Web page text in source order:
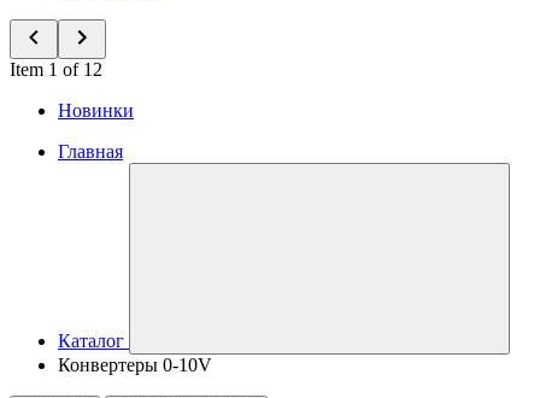
Item 1 of 12
Новинки
Главная
Каталог
Конвертеры 0-10V